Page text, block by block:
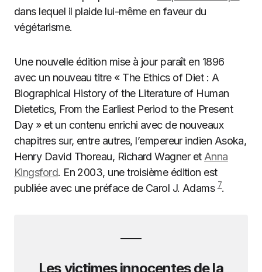
dans lequel il plaide lui-même en faveur du
végétarisme.
Une nouvelle édition mise à jour paraît en 1896
avec un nouveau titre « The Ethics of Diet : A
Biographical History of the Literature of Human
Dietetics, From the Earliest Period to the Present
Day » et un contenu enrichi avec de nouveaux
chapitres sur, entre autres, l’empereur indien Asoka,
Henry David Thoreau, Richard Wagner et Anna
Kingsford. En 2003, une troisième édition est
publiée avec une préface de Carol J. Adams7.
Les victimes innocentes de la